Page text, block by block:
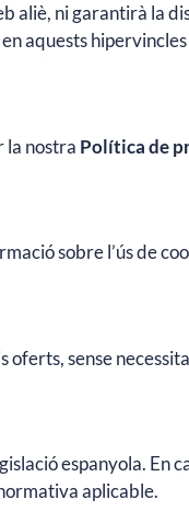
aliè, ni garantirà
aquests
la nostra Política de
sobre l’ús de
sense
espanyola.
aplicable.